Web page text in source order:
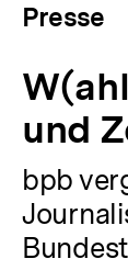
Presse
bpb.de
Presse
und
bpb